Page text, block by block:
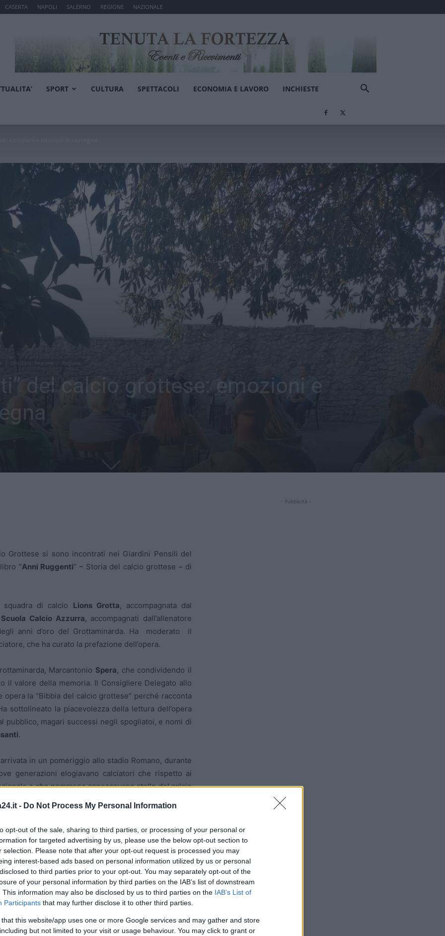
- Do Not Process My Personal Information
opt-out of the sale, sharing to third parties, or processing of your personal or
for targeted advertising by us, please use the below opt-out section to
selection. Please note that after your opt-out request is processed you may
interest-based ads based on personal information utilized by us or personal
to third parties prior to your opt-out. You may separately opt-out of the
of your personal information by third parties on the IAB’s list of downstream
This information may also be disclosed by us to third parties on the IAB’s List of
Participants that may further disclose it to other third parties.
that this website/app uses one or more Google services and may gather and store
but not limited to your visit or usage behaviour. You may click to grant or
CASERTA NAPOLI SALERNO REGIONE NAZIONALE
SPORT CULTURA SPETTACOLI ECONOMIA E LAVORO INCHIESTE
Dilettanti Regione Regione
del calcio grottese: emozioni e
Grottese si sono incontrati nei Giardini Pensili del
“Anni Ruggenti” – Storia del calcio grottese – di
di calcio Lions Grotta, accompagnata dal
Scuola Calcio Azzurra, accompagnati dall’allenatore
anni d’oro del Grottaminarda. Ha moderato il
che ha curato la prefazione dell’opera.
Marcantonio Spera, che condividendo il
il valore della memoria. Il Consigliere Delegato allo
la “Bibbia del calcio grottese” perché racconta
sottolineato la piacevolezza della lettura dell’opera
pubblico, magari successi negli spogliatoi, e nomi di
.
in un pomeriggio allo stadio Romano, durante
generazioni elogiavano calciatori che rispetto ai
e che nemmeno conoscevano stelle del calcio
“Anni Ruggenti” ripercorre la storia del calcio in
sottolineato, l’impossibilità di citare tutti i nomi dei
1964 e 1970 “anni delle coppe” e gli anni ’90, quelli
i nuclei principali su cui si snoda tutta l’opera. Ha
perchè sarà a libera offerta con la finalità di
nel cuore della comunità di Grottaminarda.
del Presidente della Provincia, ex calciatore
, che ha sottolineato il valore del calcio come
di quanto siano importanti proprio i campi da calcio
eMontella. Anche lui ha esaltato figure importanti
- Pubblicità -